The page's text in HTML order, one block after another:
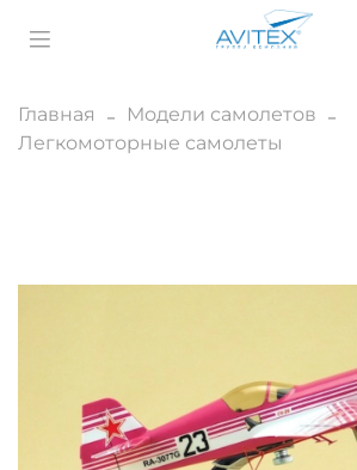
Главная
Модели самолетов
Легкомоторные самолеты